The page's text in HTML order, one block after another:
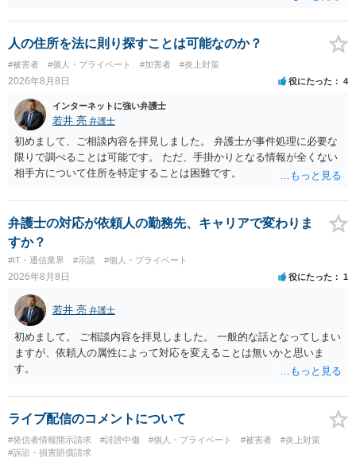
ただ、「328が名誉毀損、偽計業務妨害、侮辱罪、ストーカー等に関す
る法律違反に該当するといわれ」とのことですので、ご質問に書かれ
ていない何らかの背景事情があれば、回答は180度変わるかもしれませ
ん。公開の場で詳細を投稿することは不適当と思われますので、弁護
士へ直接相談した方がよいでしょう。
人の住所を法に則り探すことは可能なのか？
#被害者 #個人・プライベート #加害者 #炎上対策
2026年8月8日 役にたった 4
インターネットに強い弁護士
若井 亮 弁護士
初めまして、ご相談内容を拝見しました。 弁護士が事件処理に必要な
限りで調べることは可能です。 ただ、手掛かりとなる情報が全くない
相手方について住所を特定することは困難です。
弁護士の対応が依頼人の勤務先、キャリアで変わりま
すか？
#IT・通信業界 #示談 #個人・プライベート
2026年8月8日 役にたった 1
若井 亮 弁護士
初めまして。 ご相談内容を拝見しました。 一般的な話となってしまい
ますが、依頼人の属性によって対応を変えることは無いかと思いま
す。
ライブ配信のコメントについて
#発信者情報開示請求 #誹謗中傷 #個人・プライベート #被害者
#炎上対策
#訴訟・損害賠償請求